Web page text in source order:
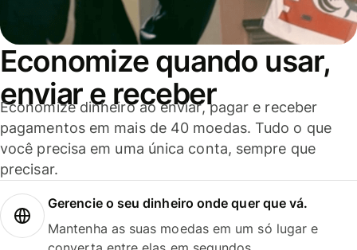
Economize quando usar,
enviar e receber
Economize dinheiro ao enviar, pagar e receber
pagamentos em mais de 40 moedas. Tudo o que
você precisa em uma única conta, sempre que
precisar.
Gerencie o seu dinheiro onde quer que vá.
Mantenha as suas moedas em um só lugar e